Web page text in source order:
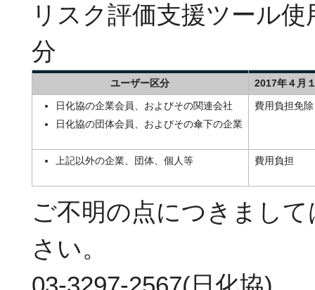
リスク評価支援ツール
分
ユーザー区分
2017年４月
日化協の企業会員、およびその関連会社
日化協の団体会員、およびその傘下の企業
費用負担免除
上記以外の企業、団体、個人等 費用負担
ご不明の点につきまし
さい。